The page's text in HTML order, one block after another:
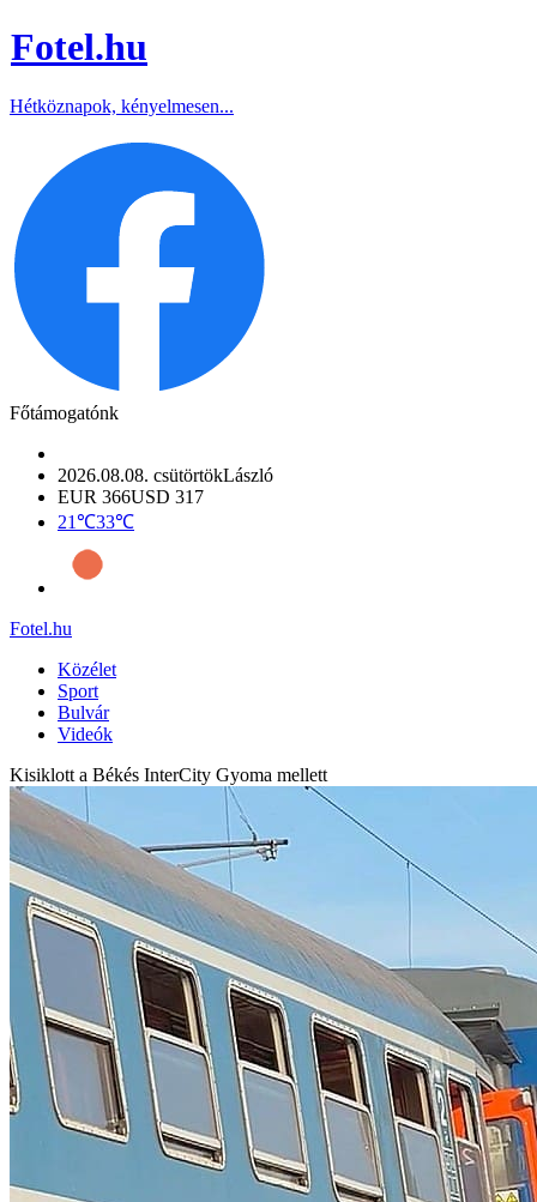
Fotel.hu
Hétköznapok, kényelmesen...
Főtámogatónk
2026.08.08. csütörtökLászló
EUR 366USD 317
21℃33℃
Fotel.hu
Közélet
Sport
Bulvár
Videók
Kisiklott a Békés InterCity Gyoma mellett